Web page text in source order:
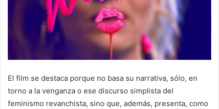
El film se destaca porque no basa su narrativa, sólo, en
torno a la venganza o ese discurso simplista del
feminismo revanchista, sino que, además, presenta, como